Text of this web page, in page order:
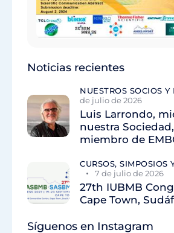
Noticias recientes
NUESTROS SOCIOS
de julio de 2026
Luis Larrondo,
nuestra
miembro de
CURSOS, SIMPOSIOS
7 de julio de 2026
27th IUBMB
Cape Town,
Síguenos en Instagram